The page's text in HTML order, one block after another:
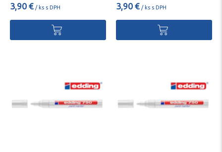
3,90 € / ks s DPH 3,90 € / ks s DPH